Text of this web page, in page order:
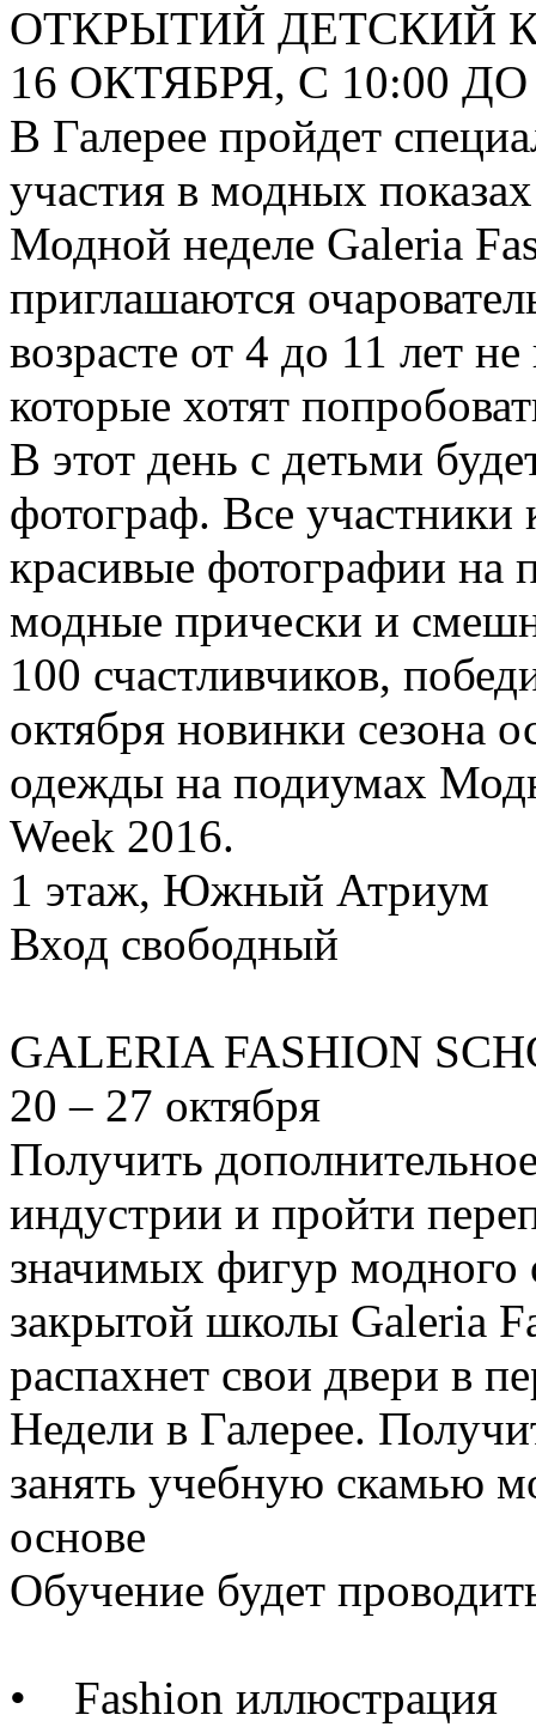
ОТКРЫТИЙ ДЕТСКИЙ
16 ОКТЯБРЯ, С 10:00 ДО
В Галерее пройдет
участия в модных
Модной неделе Galeria
приглашаются
возрасте от 4 до 11 лет
которые хотят
В этот день с детьми
фотограф. Все участники
красивые фотографии на
модные прически и
100 счастливчиков,
октября новинки сезона
одежды на подиумах
Week 2016.
1 этаж, Южный Атриум
Вход свободный
GALERIA FASHION
20 – 27 октября
Получить
индустрии и пройти
значимых фигур
закрытой школы Galeria
распахнет свои двери в
Недели в Галерее.
занять учебную скамью
основе
Обучение будет
• Fashion иллюстрация